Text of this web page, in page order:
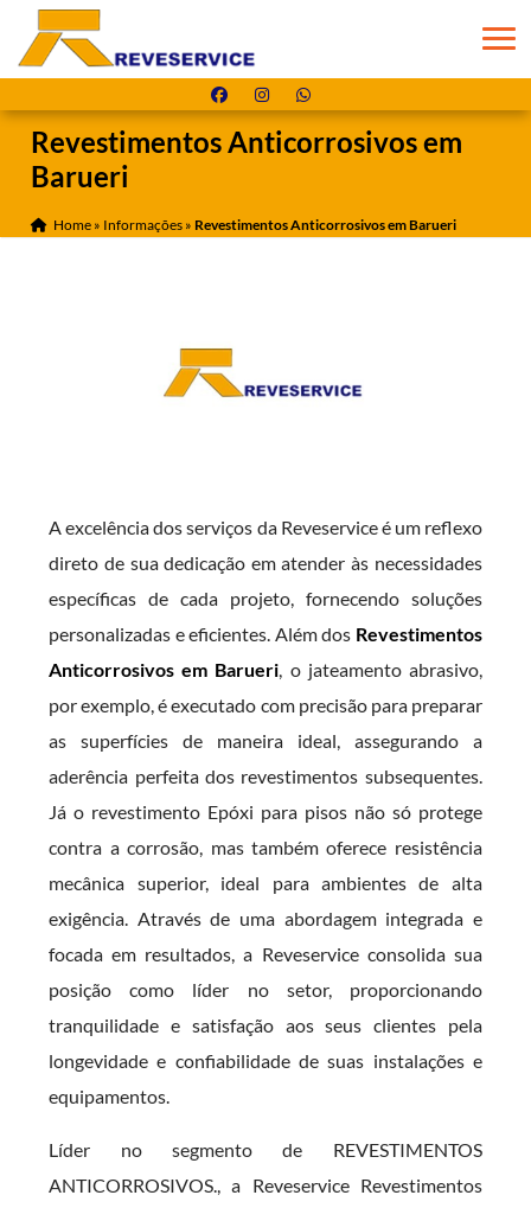
Revestimentos Anticorrosivos em
Barueri
Home » Informações » Revestimentos Anticorrosivos em Barueri
A excelência dos serviços da Reveservice é um reflexo
direto de sua dedicação em atender às necessidades
específicas de cada projeto, fornecendo soluções
personalizadas e eficientes. Além dos Revestimentos
Anticorrosivos em Barueri, o jateamento abrasivo,
por exemplo, é executado com precisão para preparar
as superfícies de maneira ideal, assegurando a
aderência perfeita dos revestimentos subsequentes.
Já o revestimento Epóxi para pisos não só protege
contra a corrosão, mas também oferece resistência
mecânica superior, ideal para ambientes de alta
exigência. Através de uma abordagem integrada e
focada em resultados, a Reveservice consolida sua
posição como líder no setor, proporcionando
tranquilidade e satisfação aos seus clientes pela
longevidade e confiabilidade de suas instalações e
equipamentos.
Líder no segmento de REVESTIMENTOS
ANTICORROSIVOS., a Reveservice Revestimentos